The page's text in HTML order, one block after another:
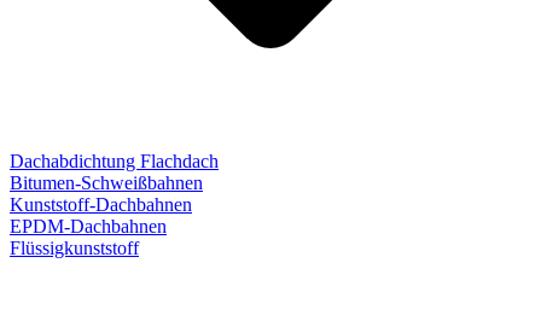
Dachabdichtung Flachdach
Bitumen-Schweißbahnen
Kunststoff-Dachbahnen
EPDM-Dachbahnen
Flüssigkunststoff